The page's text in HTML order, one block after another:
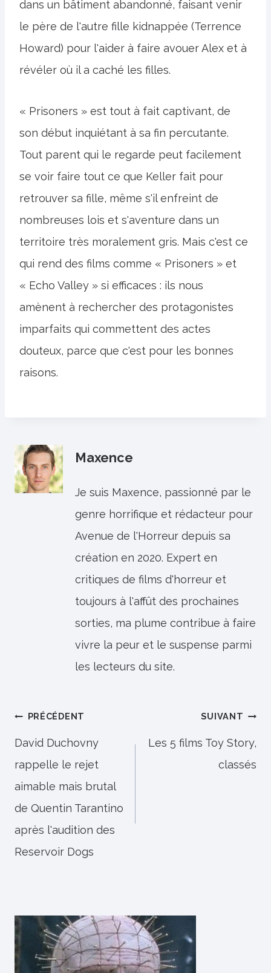
dans un bâtiment abandonné, faisant venir
le père de l'autre fille kidnappée (Terrence
Howard) pour l'aider à faire avouer Alex et à
révéler où il a caché les filles.
« Prisoners » est tout à fait captivant, de
son début inquiétant à sa fin percutante.
Tout parent qui le regarde peut facilement
se voir faire tout ce que Keller fait pour
retrouver sa fille, même s'il enfreint de
nombreuses lois et s'aventure dans un
territoire très moralement gris. Mais c'est ce
qui rend des films comme « Prisoners » et
« Echo Valley » si efficaces : ils nous
amènent à rechercher des protagonistes
imparfaits qui commettent des actes
douteux, parce que c'est pour les bonnes
raisons.
Maxence
Je suis Maxence, passionné par le
genre horrifique et rédacteur pour
Avenue de l'Horreur depuis sa
création en 2020. Expert en
critiques de films d'horreur et
toujours à l'affût des prochaines
sorties, ma plume contribue à faire
vivre la peur et le suspense parmi
les lecteurs du site.
Navigation
de
l’article
PRÉCÉDENT
David Duchovny
rappelle le rejet
aimable mais brutal
de Quentin Tarantino
après l'audition des
Reservoir Dogs
SUIVANT
Les 5 films Toy Story,
classés